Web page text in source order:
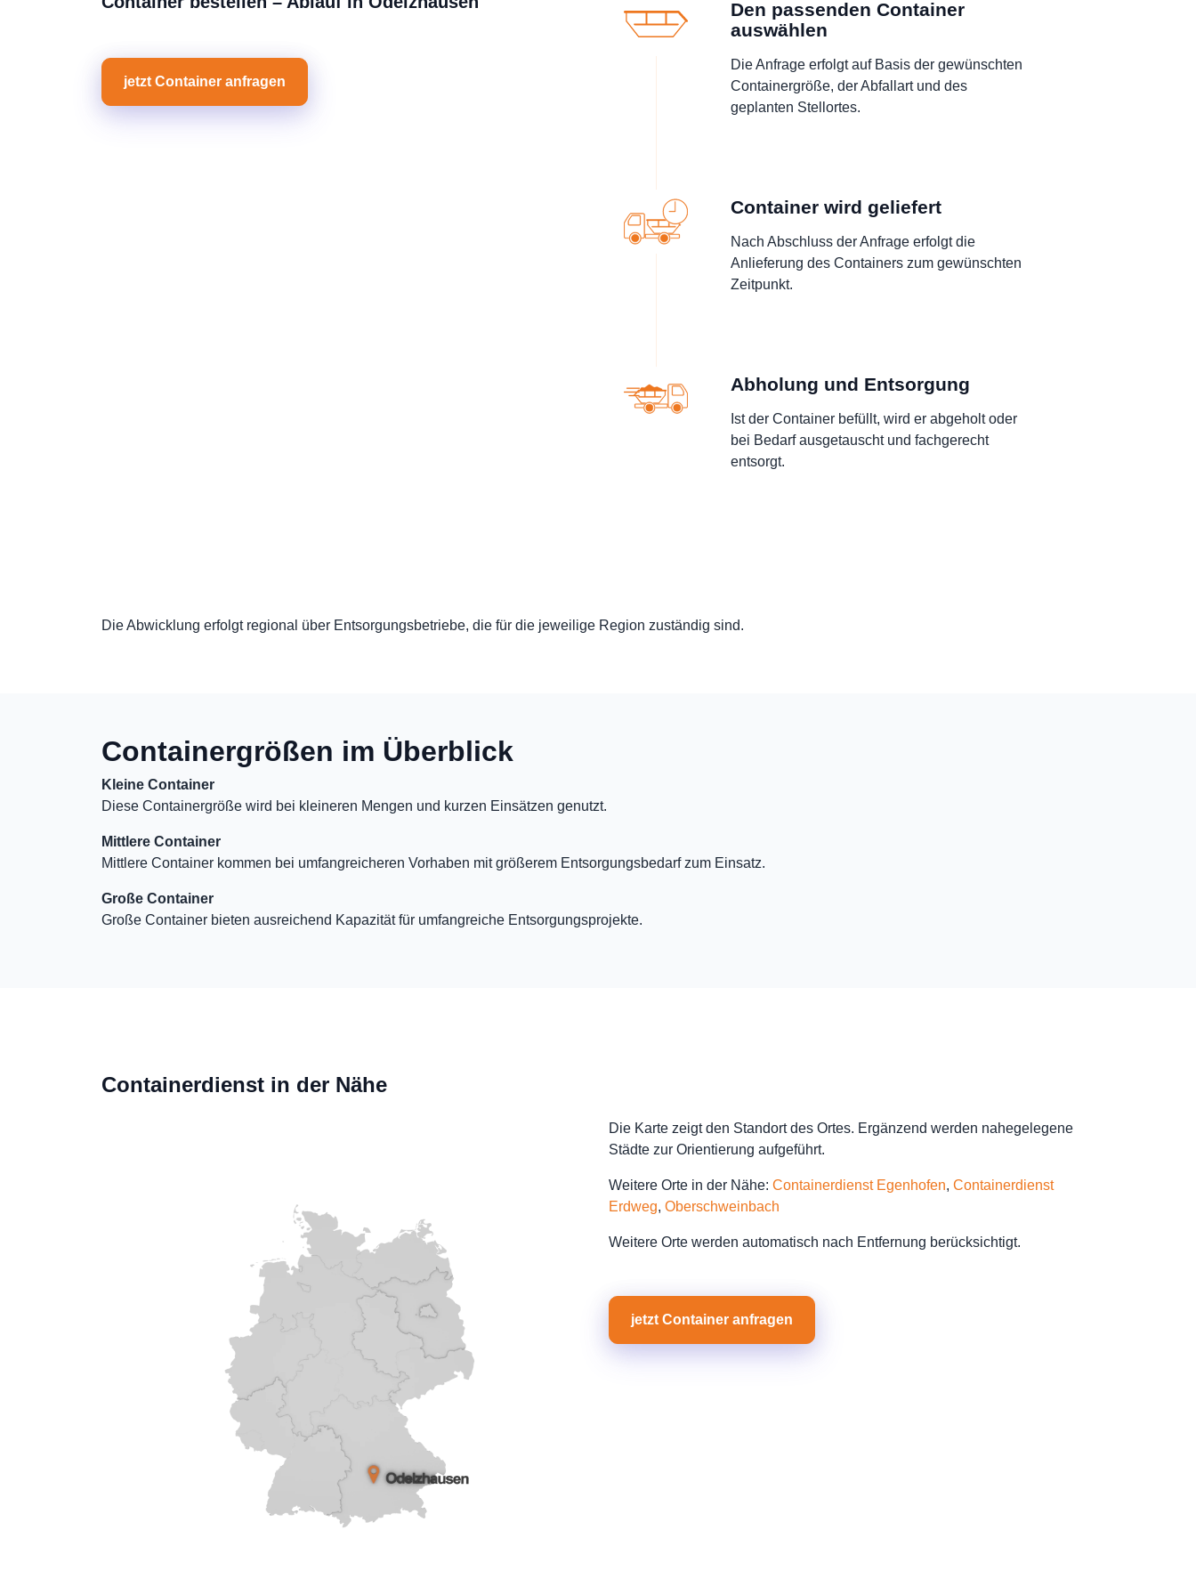
jetzt Container anfragen
Den passenden Container
auswählen
Die Anfrage erfolgt auf Basis der gewünschten
Containergröße, der Abfallart und des
geplanten Stellortes.
Container wird geliefert
Nach Abschluss der Anfrage erfolgt die
Anlieferung des Containers zum gewünschten
Zeitpunkt.
Abholung und Entsorgung
Ist der Container befüllt, wird er abgeholt oder
bei Bedarf ausgetauscht und fachgerecht
entsorgt.
Die Abwicklung erfolgt regional über Entsorgungsbetriebe, die für die jeweilige Region zuständig sind.
Containergrößen im Überblick
Kleine Container
Diese Containergröße wird bei kleineren Mengen und kurzen Einsätzen genutzt.
Mittlere Container
Mittlere Container kommen bei umfangreicheren Vorhaben mit größerem Entsorgungsbedarf zum Einsatz.
Große Container
Große Container bieten ausreichend Kapazität für umfangreiche Entsorgungsprojekte.
Containerdienst in der Nähe
Die Karte zeigt den Standort des Ortes. Ergänzend werden nahegelegene
Städte zur Orientierung aufgeführt.
Weitere Orte in der Nähe: Containerdienst Egenhofen, Containerdienst
Erdweg, Oberschweinbach
Weitere Orte werden automatisch nach Entfernung berücksichtigt.
jetzt Container anfragen